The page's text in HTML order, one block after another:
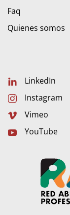
Faq
Quienes somos
LinkedIn
Instagram
Vimeo
YouTube